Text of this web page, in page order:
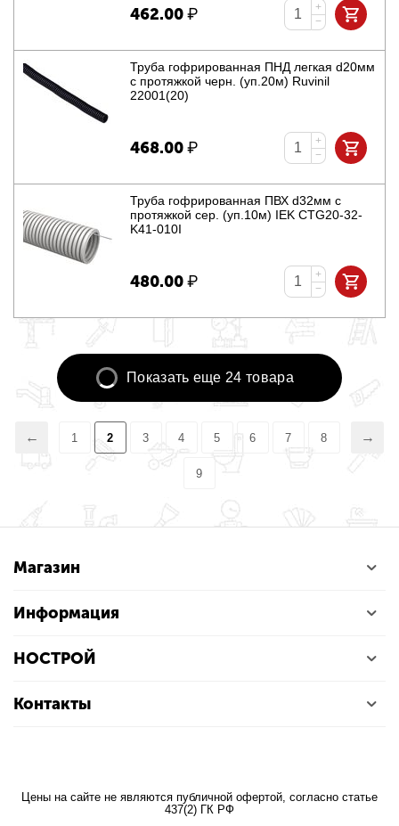
462.00₽
+
−
Труба гофрированная ПНД легкая d20мм
с протяжкой черн. (уп.20м) Ruvinil
22001(20)
468.00₽
+
−
Труба гофрированная ПВХ d32мм с
протяжкой сер. (уп.10м) IEK CTG20-32-
K41-010I
480.00₽
+
−
Показать еще 24 товара
1 2 3 4 5 6 7 8
9
Магазин
Информация
НОСТРОЙ
Контакты
Цены на сайте не являются публичной офертой, согласно статье
437(2) ГК РФ